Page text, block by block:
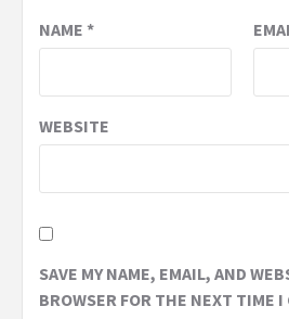
NAME *
WEBSITE
SAVE MY NAME, EMAIL, AND
BROWSER FOR THE NEXT TIME I